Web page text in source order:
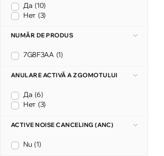
Да (10)
Нет (3)
NUMĂR DE PRODUS
7G8F3AA (1)
ANULARE ACTIVĂ A ZGOMOTULUI
Да (6)
Нет (3)
ACTIVE NOISE CANCELING (ANC)
Nu (1)